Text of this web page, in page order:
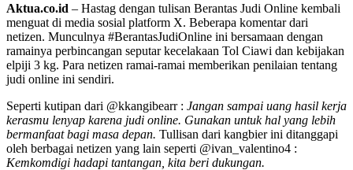
Aktua.co.id – Hastag dengan tulisan Berantas Judi Online kembali
menguat di media sosial platform X. Beberapa komentar dari
netizen. Munculnya #BerantasJudiOnline ini bersamaan dengan
ramainya perbincangan seputar kecelakaan Tol Ciawi dan kebijakan
elpiji 3 kg. Para netizen ramai-ramai memberikan penilaian tentang
judi online ini sendiri.
Seperti kutipan dari @kkangibearr : Jangan sampai uang hasil kerja
kerasmu lenyap karena judi online. Gunakan untuk hal yang lebih
bermanfaat bagi masa depan. Tullisan dari kangbier ini ditanggapi
oleh berbagai netizen yang lain seperti @ivan_valentino4 :
Kemkomdigi hadapi tantangan, kita beri dukungan.